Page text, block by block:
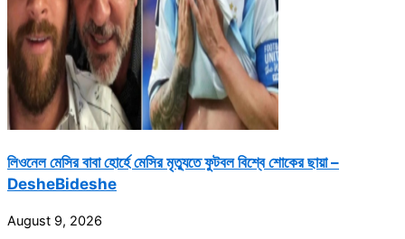
লিওনেল মেসির বাবা হোর্হে মেসির মৃত্যুতে ফুটবল বিশ্বে শোকের ছায়া –
DesheBideshe
August 9, 2026